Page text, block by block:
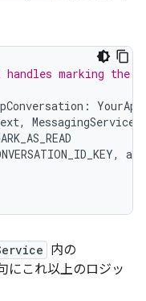
marking the
:
, MessagingService
,
内の
にこれ以上のロジッ